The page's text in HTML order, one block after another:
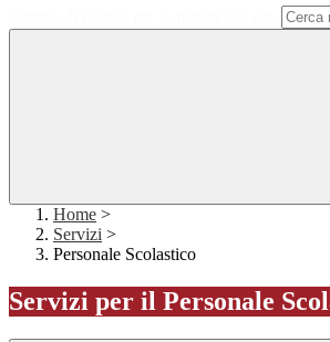
Home >
Servizi >
Personale Scolastico
Servizi per il Personale